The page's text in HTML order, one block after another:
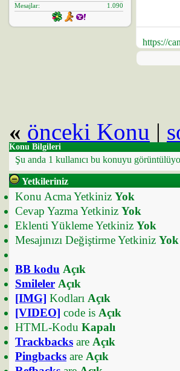
Mesajlar
1.090
https://
« önceki Konu |
Konu Bilgileri
Şu anda 1 kullanıcı bu konuyu
Yetkileriniz
Konu Acma Yetkiniz Yok
Cevap Yazma Yetkiniz Yok
Eklenti Yükleme Yetkiniz Yok
Mesajınızı Değiştirme Yetkiniz Yok
BB kodu Açık
Smileler Açık
[IMG] Kodları Açık
[VIDEO] code is Açık
HTML-Kodu Kapalı
Trackbacks are Açık
Pingbacks are Açık